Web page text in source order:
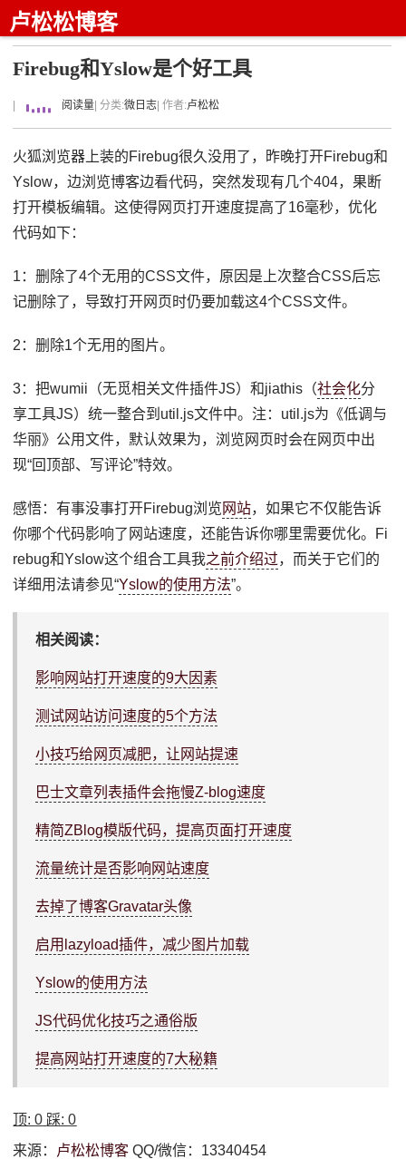
卢松松博客
Firebug和Yslow是个好工具
阅读量 | 分类:微日志 | 作者:卢松松
火狐浏览器上装的Firebug很久没用了，昨晚打开Firebug和
Yslow，边浏览博客边看代码，突然发现有几个404，果断
打开模板编辑。这使得网页打开速度提高了16毫秒，优化
代码如下：
1：删除了4个无用的CSS文件，原因是上次整合CSS后忘
记删除了，导致打开网页时仍要加载这4个CSS文件。
2：删除1个无用的图片。
3：把wumii（无觅相关文件插件JS）和jiathis（社会化分
享工具JS）统一整合到util.js文件中。注：util.js为《低调与
华丽》公用文件，默认效果为，浏览网页时会在网页中出
现“回顶部、写评论”特效。
感悟：有事没事打开Firebug浏览 网站，如果它不仅能告诉
你哪个代码影响了网站速度，还能告诉你哪里需要优化。Fi
rebug和Yslow这个组合工具我之前介绍过，而关于它们的
详细用法请参见“Yslow的使用方法”。
相关阅读：
影响网站打开速度的9大因素
测试网站访问速度的5个方法
小技巧给网页减肥，让网站提速
巴士文章列表插件会拖慢Z-blog速度
精简ZBlog模版代码，提高页面打开速度
流量统计是否影响网站速度
去掉了博客Gravatar头像
启用lazyload插件，减少图片加载
Yslow的使用方法
JS代码优化技巧之通俗版
提高网站打开速度的7大秘籍
顶:0 踩:0
来源： 卢松松博客 QQ/微信：13340454